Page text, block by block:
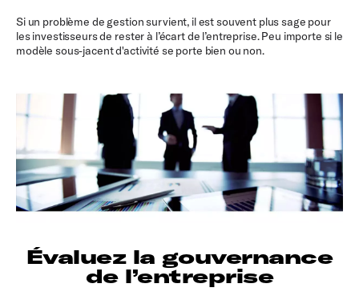
Si un problème de gestion survient, il est souvent plus sage pour
les investisseurs de rester à l’écart de l’entreprise. Peu importe si le
modèle sous-jacent d'activité se porte bien ou non.
Évaluez la gouvernance
de l’entreprise